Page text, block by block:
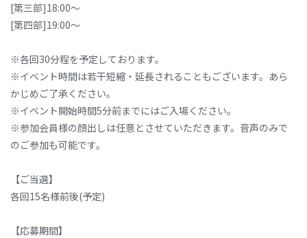
[第三部]18:00～
[第四部]19:00～
※各回30分程を予定しております。
※イベント時間は若干短縮・延長されることもございます。あら
かじめご了承ください。
※イベント開始時間5分前までにはご入場ください。
※参加会員様の顔出しは任意とさせていただきます。音声のみで
のご参加も可能です。
【ご当選】
各回15名様前後(予定)
【応募期間】